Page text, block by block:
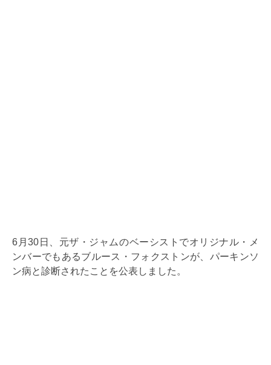
6月30日、元ザ・ジャムのベーシストでオリジナル・メ
ンバーでもあるブルース・フォクストンが、パーキンソ
ン病と診断されたことを公表しました。